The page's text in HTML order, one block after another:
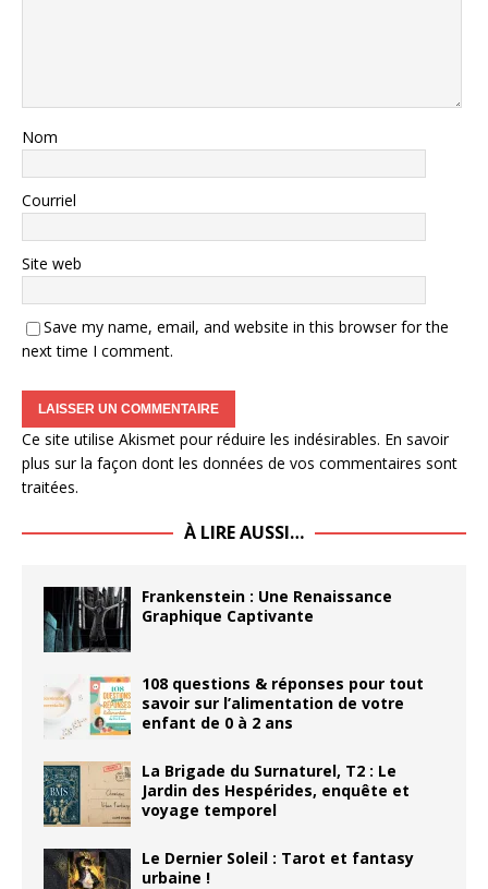
Nom
Courriel
Site web
Save my name, email, and website in this browser for the
next time I comment.
Ce site utilise Akismet pour réduire les indésirables. En savoir
plus sur la façon dont les données de vos commentaires sont
traitées.
À LIRE AUSSI…
Frankenstein : Une Renaissance
Graphique Captivante
108 questions & réponses pour tout
savoir sur l’alimentation de votre
enfant de 0 à 2 ans
La Brigade du Surnaturel, T2 : Le
Jardin des Hespérides, enquête et
voyage temporel
Le Dernier Soleil : Tarot et fantasy
urbaine !